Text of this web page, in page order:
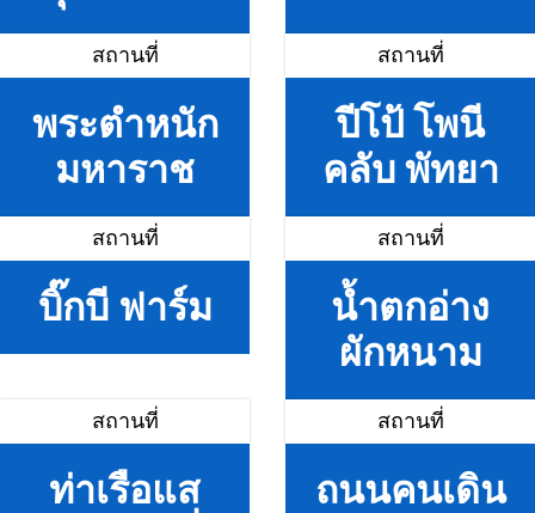
สถานที่
พระตำหนัก
มหาราช
สถานที่
ปีโป้ โพนี
คลับ พัทยา
สถานที่
บิ๊กบี ฟาร์ม
สถานที่
น้ำตกอ่าง
ผักหนาม
สถานที่
ท่าเรือแส
สถานที่
ถนนคนเดิน